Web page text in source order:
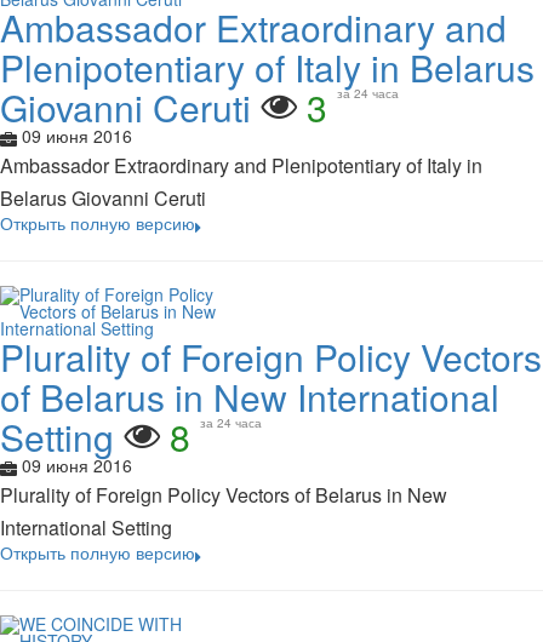
Ambassador Extraordinary and
Plenipotentiary of Italy in Belarus
Giovanni Ceruti 3 за 24 часа
09 июня 2016
Ambassador Extraordinary and Plenipotentiary of Italy in
Belarus Giovanni Ceruti
Открыть полную версию
Plurality of Foreign Policy Vectors
of Belarus in New International
Setting 8 за 24 часа
09 июня 2016
Plurality of Foreign Policy Vectors of Belarus in New
International Setting
Открыть полную версию